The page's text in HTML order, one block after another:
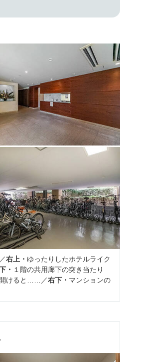
右上・ ゆったりしたホテルライク
・ １階の共用廊下の突き当たり
開けると……／右下・ マンションの